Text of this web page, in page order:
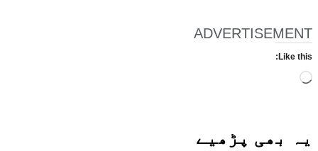
ADVERTISEMENT
Like this:
Loading…
یہ بھی پڑھیے